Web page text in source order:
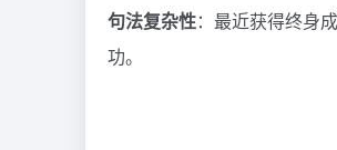
句法复杂性：最近获得终身
功。